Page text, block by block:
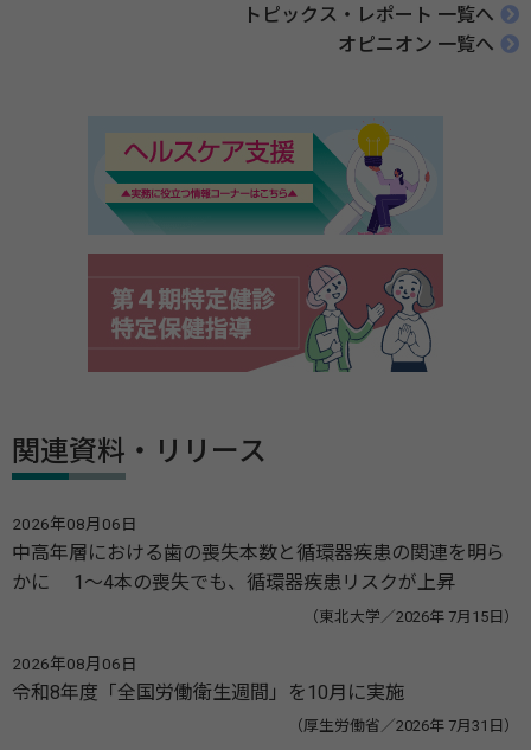
トピックス・レポート 一覧へ
オピニオン 一覧へ
関連資料・リリース
2026年08月06日
中高年層における歯の喪失本数と循環器疾患の関連を明ら
かに 1～4本の喪失でも、循環器疾患リスクが上昇
（東北大学／2026年 7月15日）
2026年08月06日
令和8年度「全国労働衛生週間」を10月に実施
（厚生労働省／2026年 7月31日）